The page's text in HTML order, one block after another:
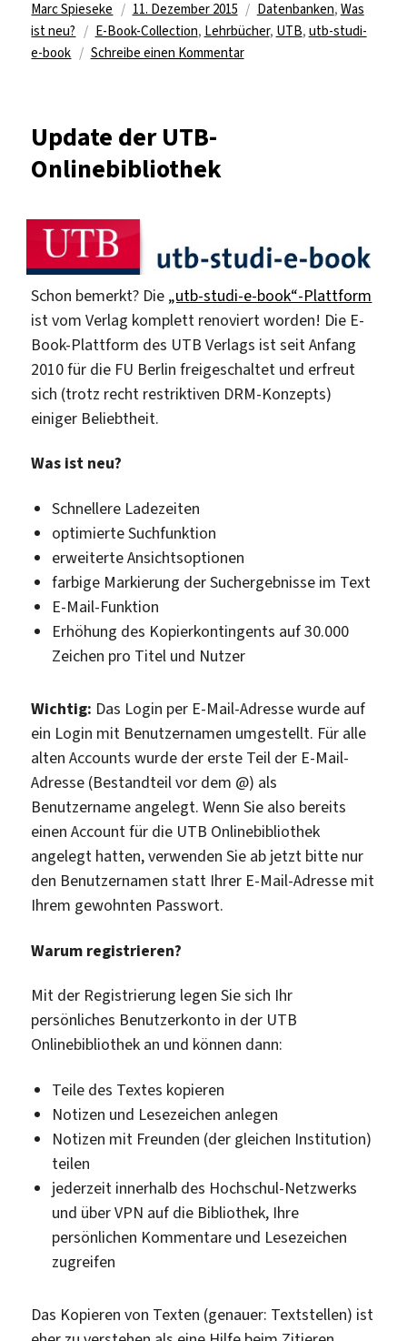
Autor
Marc Spieseke
Veröffentlicht
am
11. Dezember 2015 Kategorien
Datenbanken, Was
ist neu?
Schlagwörter
E-Book-Collection, Lehrbücher, UTB, utb-studi-
e-book
Schreibe einen Kommentarzu
Update der UTB-
Onlinebibliothek
Schon bemerkt? Die „utb-studi-e-book“-Plattform
ist vom Verlag komplett renoviert worden! Die E-
Book-Plattform des UTB Verlags ist seit Anfang
2010 für die FU Berlin freigeschaltet und erfreut
sich (trotz recht restriktiven DRM-Konzepts)
einiger Beliebtheit.
Was ist neu?
Schnellere Ladezeiten
optimierte Suchfunktion
erweiterte Ansichtsoptionen
farbige Markierung der Suchergebnisse im Text
E-Mail-Funktion
Erhöhung des Kopierkontingents auf 30.000
Zeichen pro Titel und Nutzer
Wichtig: Das Login per E-Mail-Adresse wurde auf
ein Login mit Benutzernamen umgestellt. Für alle
alten Accounts wurde der erste Teil der E-Mail-
Adresse (Bestandteil vor dem @) als
Benutzername angelegt. Wenn Sie also bereits
einen Account für die UTB Onlinebibliothek
angelegt hatten, verwenden Sie ab jetzt bitte nur
den Benutzernamen statt Ihrer E-Mail-Adresse mit
Ihrem gewohnten Passwort.
Warum registrieren?
Mit der Registrierung legen Sie sich Ihr
persönliches Benutzerkonto in der UTB
Onlinebibliothek an und können dann:
Teile des Textes kopieren
Notizen und Lesezeichen anlegen
Notizen mit Freunden (der gleichen Institution)
teilen
jederzeit innerhalb des Hochschul-Netzwerks
und über VPN auf die Bibliothek, Ihre
persönlichen Kommentare und Lesezeichen
zugreifen
Das Kopieren von Texten (genauer: Textstellen) ist